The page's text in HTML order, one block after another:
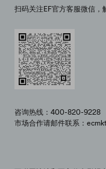
扫码关注EF官方客服微信，
咨询热线：400-820-9228
市场合作请邮件联系：